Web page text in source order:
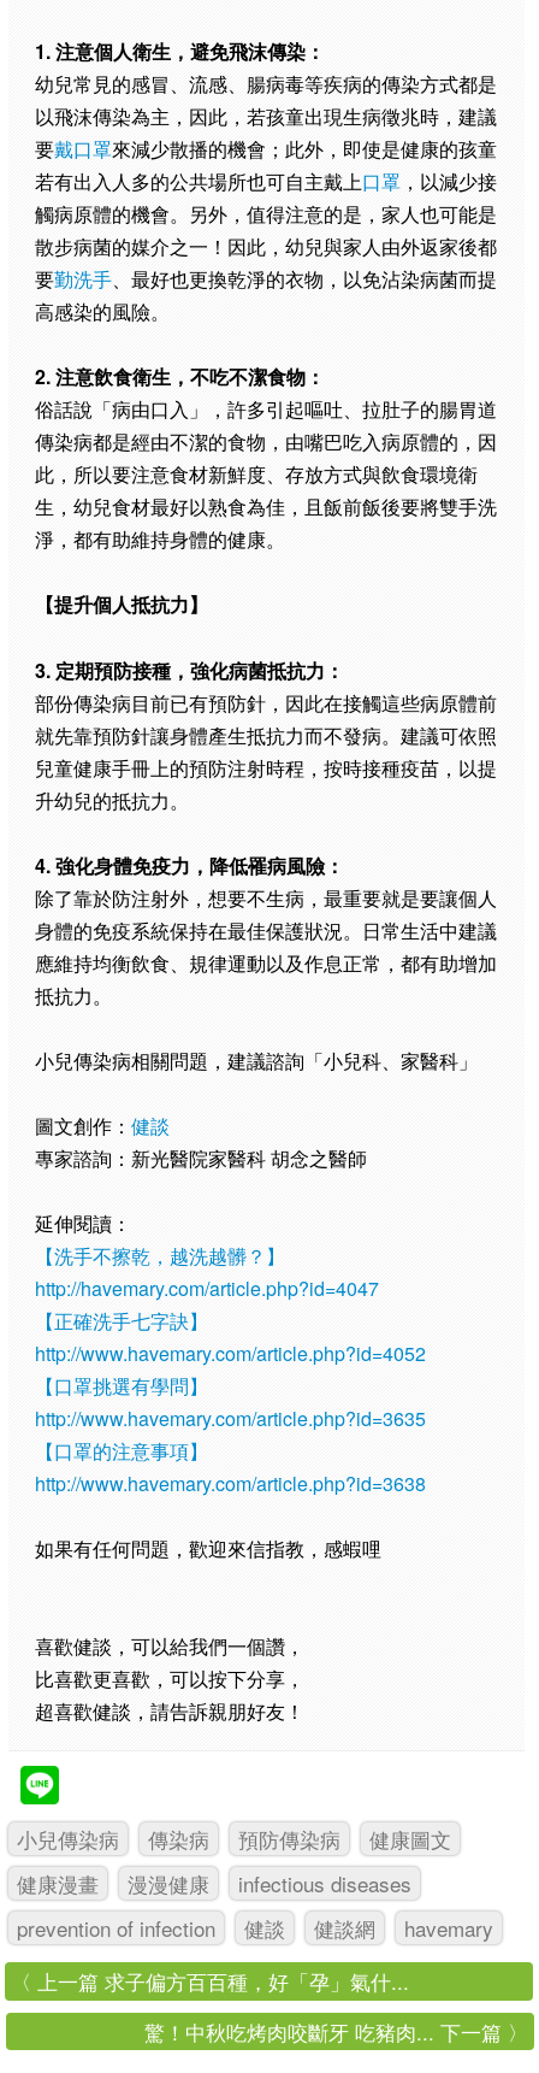
1. 注意個人衛生，避免飛沫傳染：
幼兒常見的感冒、流感、腸病毒等疾病的傳染方式都是
以飛沫傳染為主，因此，若孩童出現生病徵兆時，建議
要戴口罩來減少散播的機會；此外，即使是健康的孩童
若有出入人多的公共場所也可自主戴上口罩，以減少接
觸病原體的機會。另外，值得注意的是，家人也可能是
散步病菌的媒介之一！因此，幼兒與家人由外返家後都
要勤洗手、最好也更換乾淨的衣物，以免沾染病菌而提
高感染的風險。
2. 注意飲食衛生，不吃不潔食物：
俗話說「病由口入」，許多引起嘔吐、拉肚子的腸胃道
傳染病都是經由不潔的食物，由嘴巴吃入病原體的，因
此，所以要注意食材新鮮度、存放方式與飲食環境衛
生，幼兒食材最好以熟食為佳，且飯前飯後要將雙手洗
淨，都有助維持身體的健康。
【提升個人抵抗力】
3. 定期預防接種，強化病菌抵抗力：
部份傳染病目前已有預防針，因此在接觸這些病原體前
就先靠預防針讓身體產生抵抗力而不發病。建議可依照
兒童健康手冊上的預防注射時程，按時接種疫苗，以提
升幼兒的抵抗力。
4. 強化身體免疫力，降低罹病風險：
除了靠於防注射外，想要不生病，最重要就是要讓個人
身體的免疫系統保持在最佳保護狀況。日常生活中建議
應維持均衡飲食、規律運動以及作息正常，都有助增加
抵抗力。
小兒傳染病相關問題，建議諮詢「小兒科、家醫科」
圖文創作： 健談
專家諮詢：新光醫院家醫科 胡念之醫師
延伸閱讀：
【洗手不擦乾，越洗越髒？】
http://havemary.com/article.php?id=4047
【正確洗手七字訣】
http://www.havemary.com/article.php?id=4052
【口罩挑選有學問】
http://www.havemary.com/article.php?id=3635
【口罩的注意事項】
http://www.havemary.com/article.php?id=3638
如果有任何問題，歡迎來信指教，感蝦哩
喜歡健談，可以給我們一個讚，
比喜歡更喜歡，可以按下分享，
超喜歡健談，請告訴親朋好友！
小兒傳染病 傳染病 預防傳染病
健康圖文
健康漫畫
漫漫健康
infectious diseases
prevention of infection
健談 健談網
havemary
〈 上一篇 求子偏方百百種，好「孕」氣什...
驚！中秋吃烤肉咬斷牙 吃豬肉... 下一篇 〉